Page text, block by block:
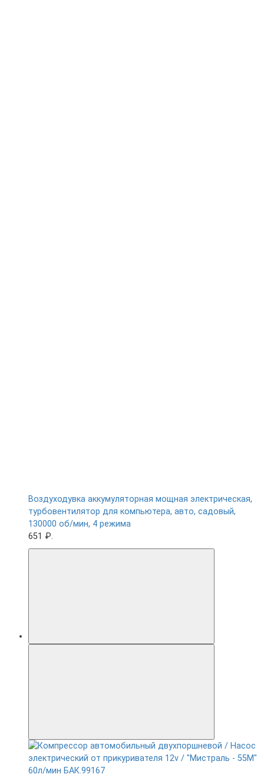
Воздуходувка аккумуляторная мощная электрическая,
турбовентилятор для компьютера, авто, садовый,
130000 об/мин, 4 режима
651 ₽.